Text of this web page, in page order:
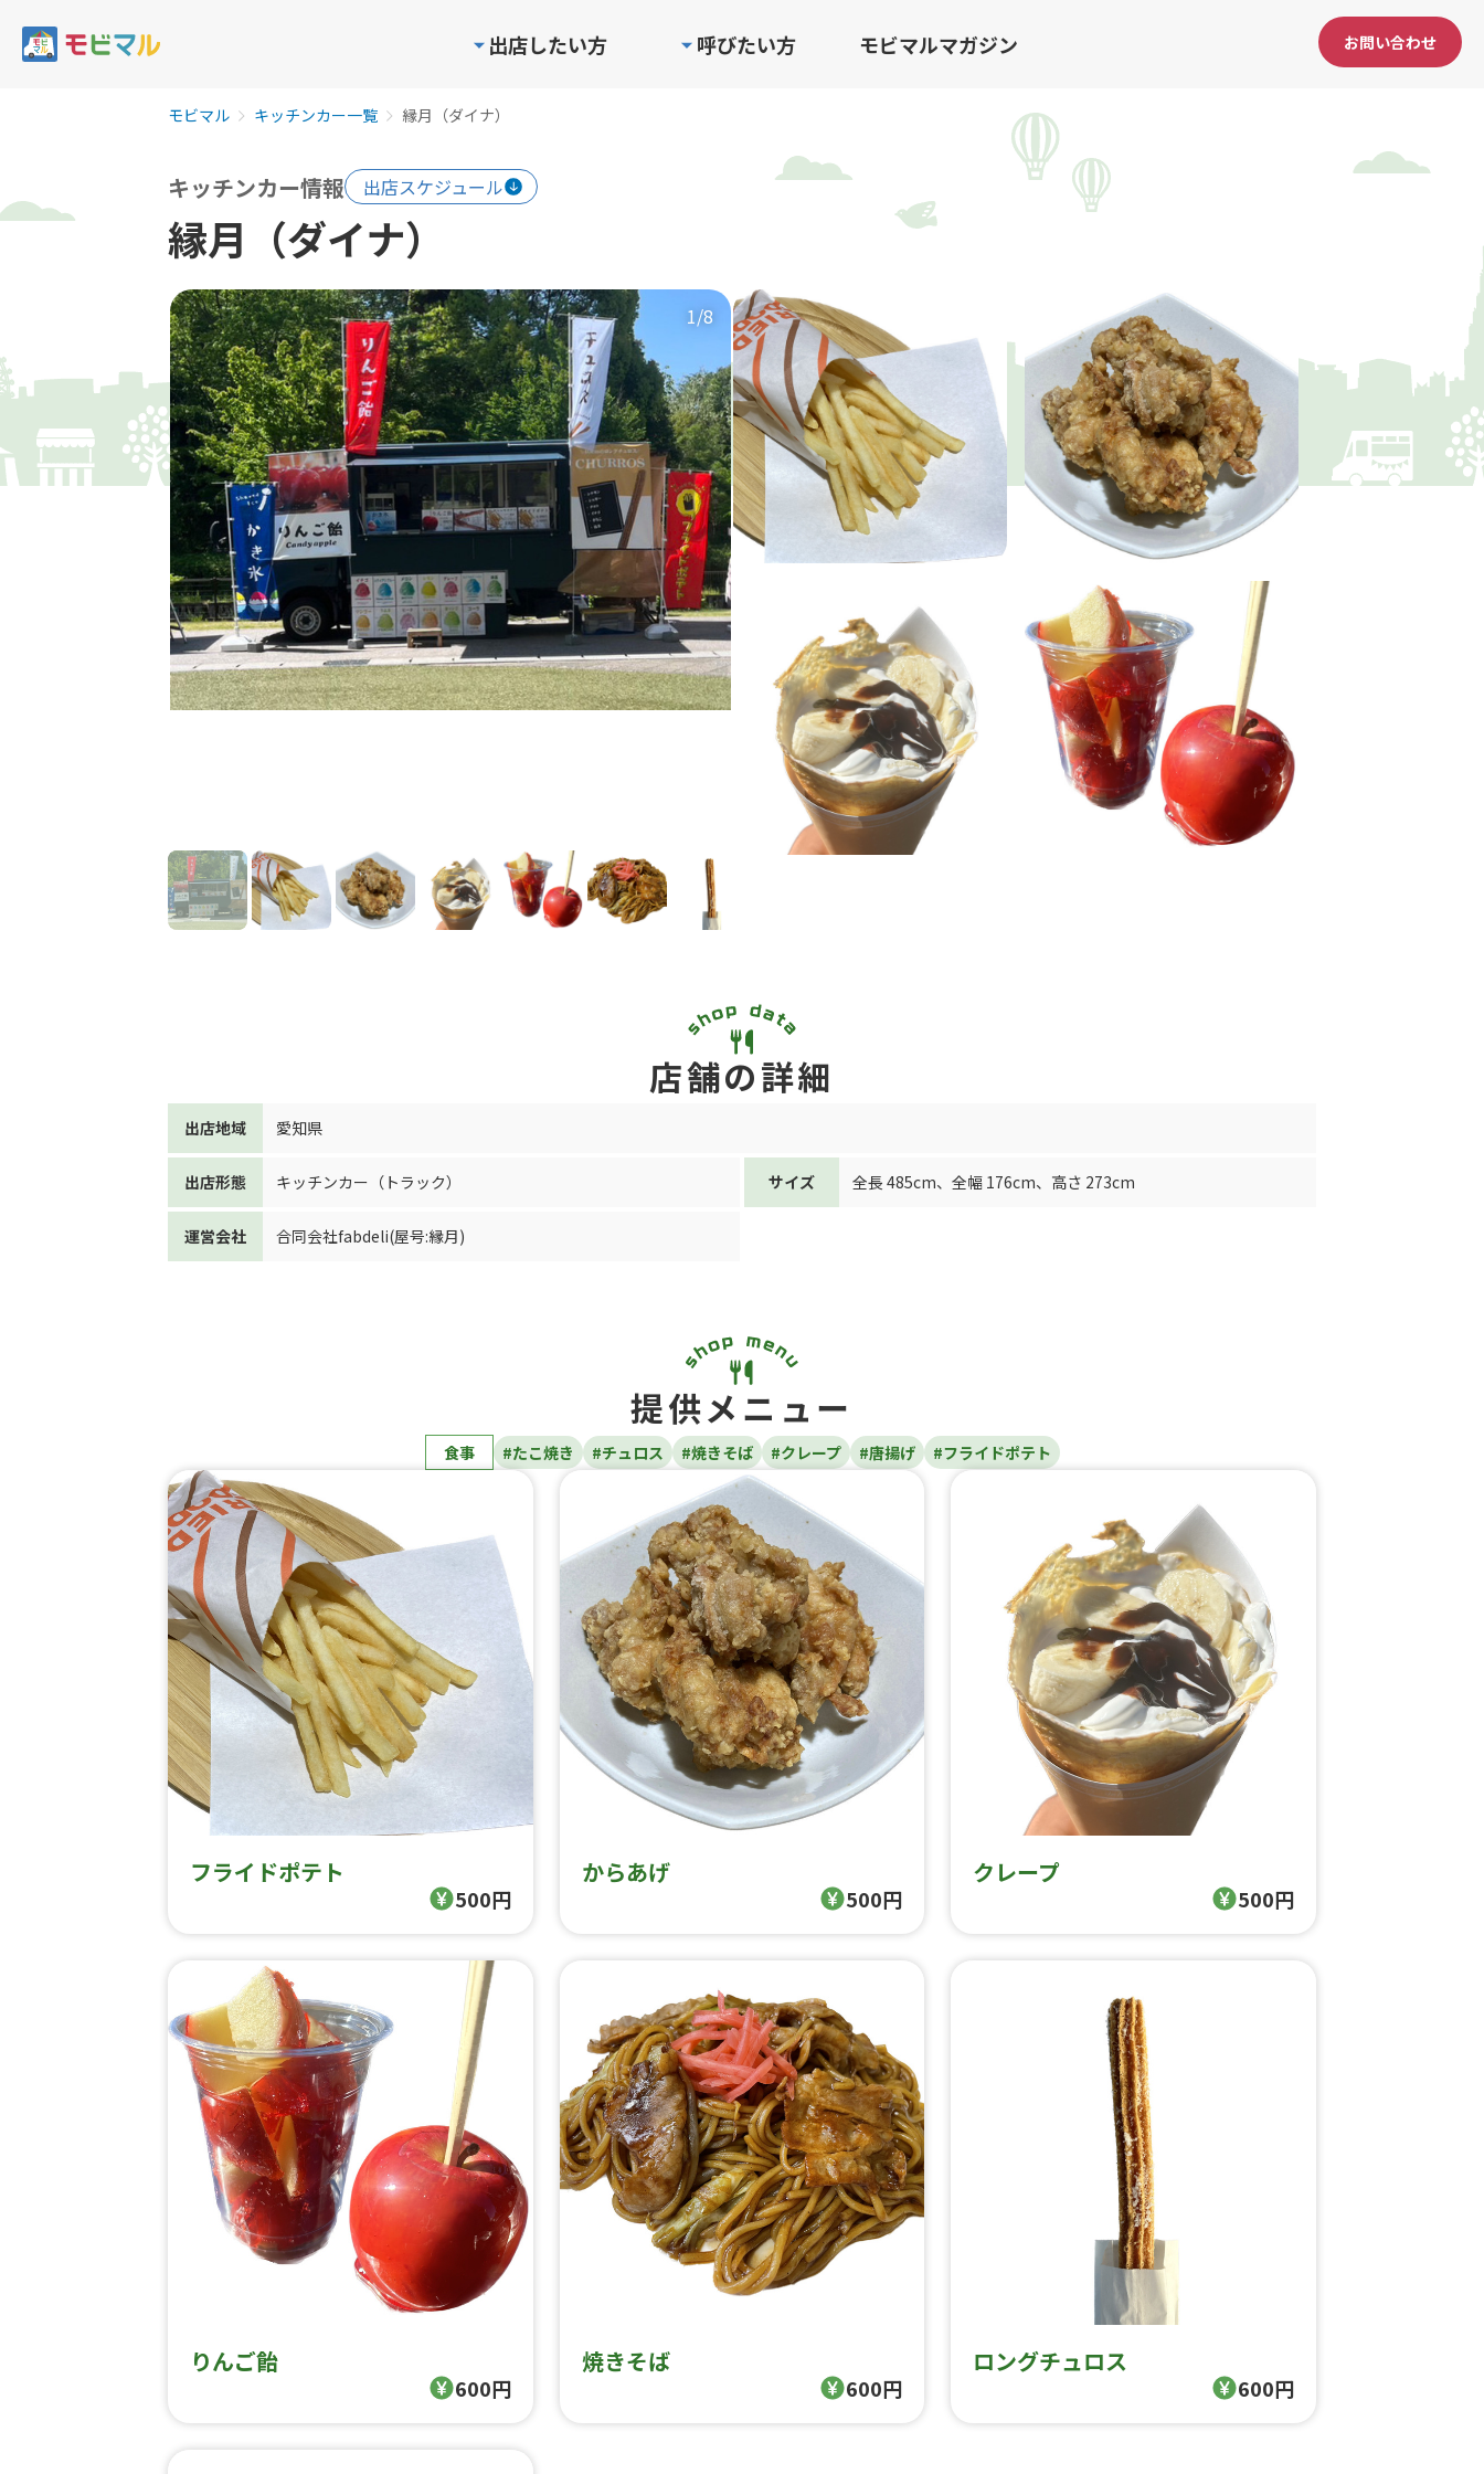
出店したい方 呼びたい方 モビマルマガジン お問い合わせ
モビマル キッチンカー一覧 縁月（ダイナ）
キッチンカー情報 出店スケジュール
縁月（ダイナ）
1/8
店舗の詳細
出店地域 愛知県
出店形態 キッチンカー（トラック） サイズ 全長 485cm、 全幅 176cm、 高さ 273cm
運営会社 合同会社fabdeli(屋号:縁月)
提供メニュー
食事 #たこ焼き #チュロス #焼きそば #クレープ #唐揚げ #フライドポテト
フライドポテト
500円
からあげ
500円
クレープ
500円
りんご飴
600円
焼きそば
600円
ロングチュロス
600円